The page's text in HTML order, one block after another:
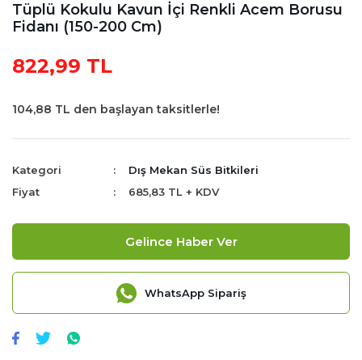
Tüplü Kokulu Kavun İçi Renkli Acem Borusu
Fidanı (150-200 Cm)
822,99 TL
104,88 TL den başlayan taksitlerle!
Kategori
Dış Mekan Süs Bitkileri
Fiyat
685,83 TL + KDV
Gelince Haber Ver
WhatsApp Sipariş